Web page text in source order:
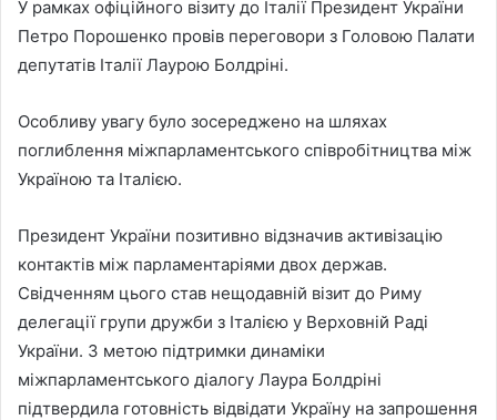
У рамках офіційного візиту до Італії Президент України
Петро Порошенко провів переговори з Головою Палати
депутатів Італії Лаурою Болдріні.
Особливу увагу було зосереджено на шляхах
поглиблення міжпарламентського співробітництва між
Україною та Італією.
Президент України позитивно відзначив активізацію
контактів між парламентаріями двох держав.
Свідченням цього став нещодавній візит до Риму
делегації групи дружби з Італією у Верховній Раді
України. З метою підтримки динаміки
міжпарламентського діалогу Лаура Болдріні
підтвердила готовність відвідати Україну на запрошення